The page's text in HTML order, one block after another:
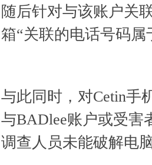
随后针对与该账户关
箱“关联的电话号码
与此同时，对Cetin手
与BADlee账户或受害
调查人员未能破解电